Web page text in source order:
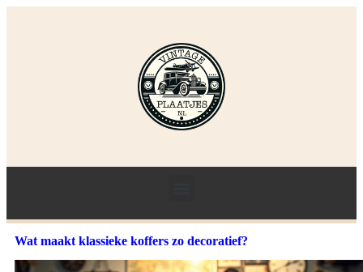
Wat maakt klassieke koffers zo decoratief?